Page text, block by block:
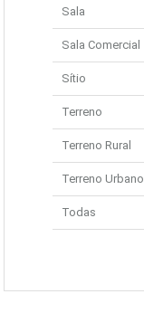
Sala
Sala Comercial
Sítio
Terreno
Terreno Rural
Terreno Urbano
Todas